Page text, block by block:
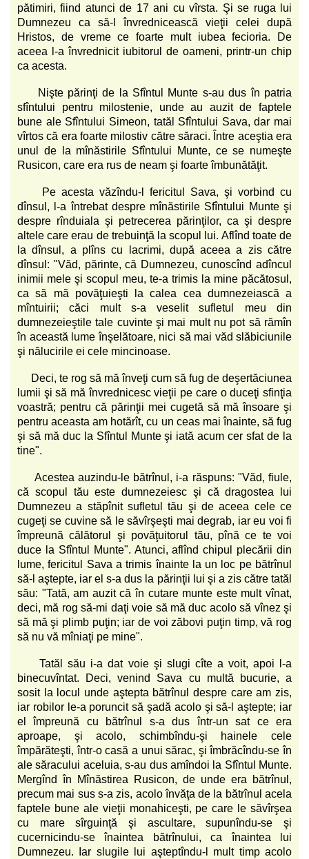
pătimiri, fiind atunci de 17 ani cu vîrsta. Şi se ruga lui
Dumnezeu ca să-l învrednicească vieţii celei după
Hristos, de vreme ce foarte mult iubea fecioria. De
aceea l-a învrednicit iubitorul de oameni, printr-un chip
ca acesta.
Nişte părinţi de la Sfîntul Munte s-au dus în patria
sfîntului pentru milostenie, unde au auzit de faptele
bune ale Sfîntului Simeon, tatăl Sfîntului Sava, dar mai
vîrtos că era foarte milostiv către săraci. Între aceştia era
unul de la mînăstirile Sfîntului Munte, ce se numeşte
Rusicon, care era rus de neam şi foarte îmbunătăţit.
Pe acesta văzîndu-l fericitul Sava, şi vorbind cu
dînsul, l-a întrebat despre mînăstirile Sfîntului Munte şi
despre rînduiala şi petrecerea părinţilor, ca şi despre
altele care erau de trebuinţă la scopul lui. Aflînd toate de
la dînsul, a plîns cu lacrimi, după aceea a zis către
dînsul: "Văd, părinte, că Dumnezeu, cunoscînd adîncul
inimii mele şi scopul meu, te-a trimis la mine păcătosul,
ca să mă povăţuieşti la calea cea dumnezeiască a
mîntuirii; căci mult s-a veselit sufletul meu din
dumnezeieştile tale cuvinte şi mai mult nu pot să rămîn
în această lume înşelătoare, nici să mai văd slăbiciunile
şi nălucirile ei cele mincinoase.
Deci, te rog să mă înveţi cum să fug de deşertăciunea
lumii şi să mă învrednicesc vieţii pe care o duceţi sfinţia
voastră; pentru că părinţii mei cugetă să mă însoare şi
pentru aceasta am hotărît, cu un ceas mai înainte, să fug
şi să mă duc la Sfîntul Munte şi iată acum cer sfat de la
tine".
Acestea auzindu-le bătrînul, i-a răspuns: "Văd, fiule,
că scopul tău este dumnezeiesc şi că dragostea lui
Dumnezeu a stăpînit sufletul tău şi de aceea cele ce
cugeţi se cuvine să le săvîrşeşti mai degrab, iar eu voi fi
împreună călătorul şi povăţuitorul tău, pînă ce te voi
duce la Sfîntul Munte". Atunci, aflînd chipul plecării din
lume, fericitul Sava a trimis înainte la un loc pe bătrînul
să-l aştepte, iar el s-a dus la părinţii lui şi a zis către tatăl
său: "Tată, am auzit că în cutare munte este mult vînat,
deci, mă rog să-mi daţi voie să mă duc acolo să vînez şi
să mă şi plimb puţin; iar de voi zăbovi puţin timp, vă rog
să nu vă mîniaţi pe mine".
Tatăl său i-a dat voie şi slugi cîte a voit, apoi l-a
binecuvîntat. Deci, venind Sava cu multă bucurie, a
sosit la locul unde aştepta bătrînul despre care am zis,
iar robilor le-a poruncit să şadă acolo şi să-l aştepte; iar
el împreună cu bătrînul s-a dus într-un sat ce era
aproape, şi acolo, schimbîndu-şi hainele cele
împărăteşti, într-o casă a unui sărac, şi îmbrăcîndu-se în
ale săracului aceluia, s-au dus amîndoi la Sfîntul Munte.
Mergînd în Mînăstirea Rusicon, de unde era bătrînul,
precum mai sus s-a zis, acolo învăţa de la bătrînul acela
faptele bune ale vieţii monahiceşti, pe care le săvîrşea
cu mare sîrguinţă şi ascultare, supunîndu-se şi
cucernicindu-se înaintea bătrînului, ca înaintea lui
Dumnezeu. Iar slugile lui aşteptîndu-l mult timp acolo